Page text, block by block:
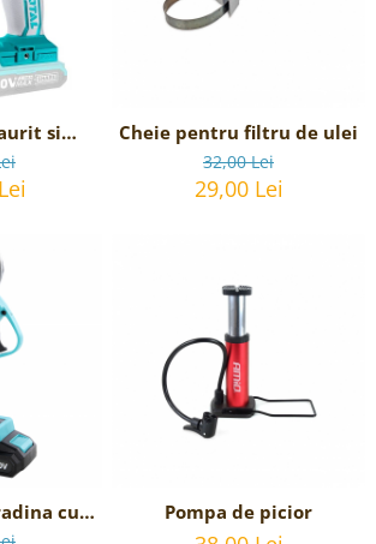
si
2Ah,
Cheie pentru filtru de ulei
32,00 Lei
29,00 Lei
cu
2Ah
Pompa de picior